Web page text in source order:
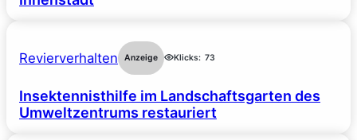
Revierverhalten Anzeige Klicks: 73
Insektennisthilfe im Landschaftsgarten des
Umweltzentrums restauriert